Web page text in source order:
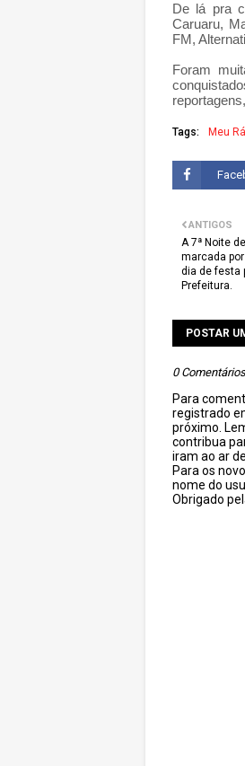
De lá pra
Caruaru,
FM,
Foram
Tags: Meu
ANTIGOS
A 7ª Noite
marcada
dia de festa
Prefeitura.
POSTAR
0 Comentários
Para
registrado
próximo.
contribua
iram ao ar
Para os
nome do
Obrigado